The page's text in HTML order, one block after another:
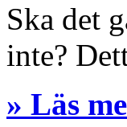
Ska det
inte?
» Läs